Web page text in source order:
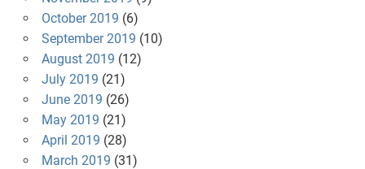
October 2019 (6)
September 2019 (10)
August 2019 (12)
July 2019 (21)
June 2019 (26)
May 2019 (21)
April 2019 (28)
March 2019 (31)